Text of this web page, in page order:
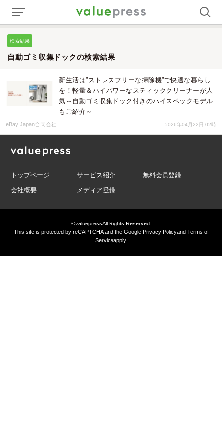
検索結果
自動ゴミ収集ドックの検索結果
新生活は”ストレスフリーな掃除機”で快適な暮らし
を！軽量＆ハイパワーなスティッククリーナーが人
気～自動ゴミ収集ドック付きのハイスペックモデル
もご紹介～
eBay Japan合同会社 2026年04月22日 02時
トップページ サービス紹介
無料会員登録
会社概要
メディア登録
©valuepressAll Rights Reserved.
This site is protected by reCAPTCHA and the GooglePrivacy Policyand Terms of
Serviceapply.